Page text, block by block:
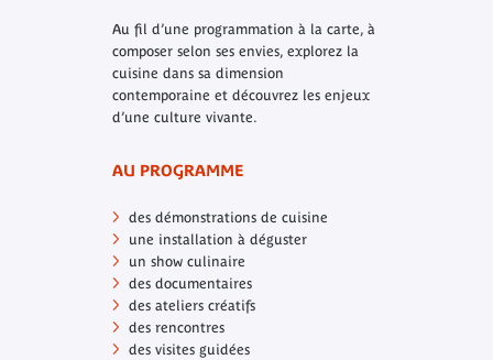
Au fil d’une programmation à la carte, à
composer selon ses envies, explorez la
cuisine dans sa dimension
contemporaine et découvrez les enjeux
d’une culture vivante.
AU PROGRAMME
des démonstrations de cuisine
une installation à déguster
un show culinaire
des documentaires
des ateliers créatifs
des rencontres
des visites guidées